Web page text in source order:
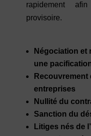
rapidement
provisoire.
Négociation et
une
Recouvrement
entreprises
Nullité du
Sanction du
Litiges nés de